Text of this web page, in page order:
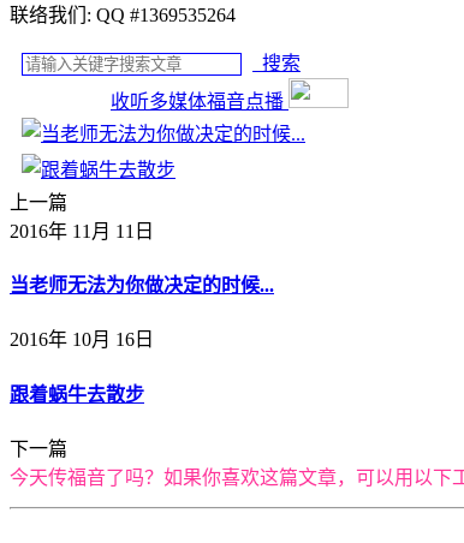
联络我们: QQ #1369535264
搜索
收听多媒体福音点播
上一篇
2016年 11月 11日
当老师无法为你做决定的时候...
2016年 10月 16日
跟着蜗牛去散步
下一篇
今天传福音了吗？如果你喜欢这篇文章，可以用以下